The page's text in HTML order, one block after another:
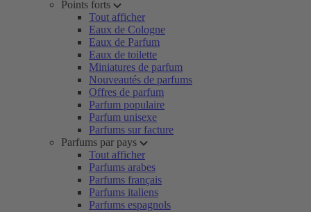
Points forts
Tout afficher
Eaux de Cologne
Eaux de Parfum
Eaux de toilette
Miniatures de parfum
Nouveautés de parfums
Offres de parfum
Parfum populaire
Parfum unisexe
Parfums sur facture
Parfums par pays
Tout afficher
Parfums arabes
Parfums français
Parfums italiens
Parfums espagnols